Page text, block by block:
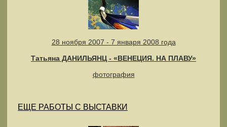
28 ноября 2007 - 7 января 2008 года
Татьяна ДАНИЛЬЯНЦ - «ВЕНЕЦИЯ. НА ПЛАВУ»
фотография
ЕЩЕ РАБОТЫ С ВЫСТАВКИ